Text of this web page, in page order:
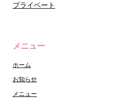
プライベート
メニュー
ホーム
お知らせ
メニュー